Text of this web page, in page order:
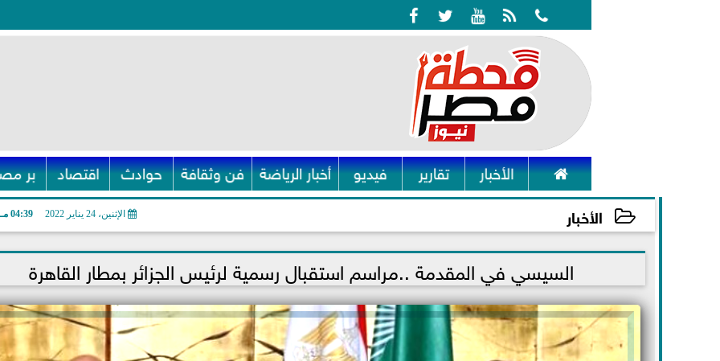
    
 الأخبار تقارير فيديو أخبار الرياضة فن وثقافة حوادث اقتصاد بر
الأخبار الإثنين، 24 يناير 2022 04:39 مـ
2022-01-24 16:39:09 السيسي في المقدمة ..مراسم استقبال رسمية لرئيس الجزائر بمطار القاهرة